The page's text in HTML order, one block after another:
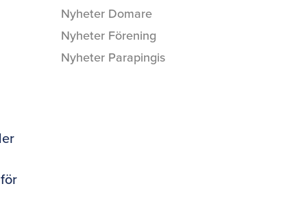
Nyheter Domare
Nyheter Förening
Nyheter Parapingis